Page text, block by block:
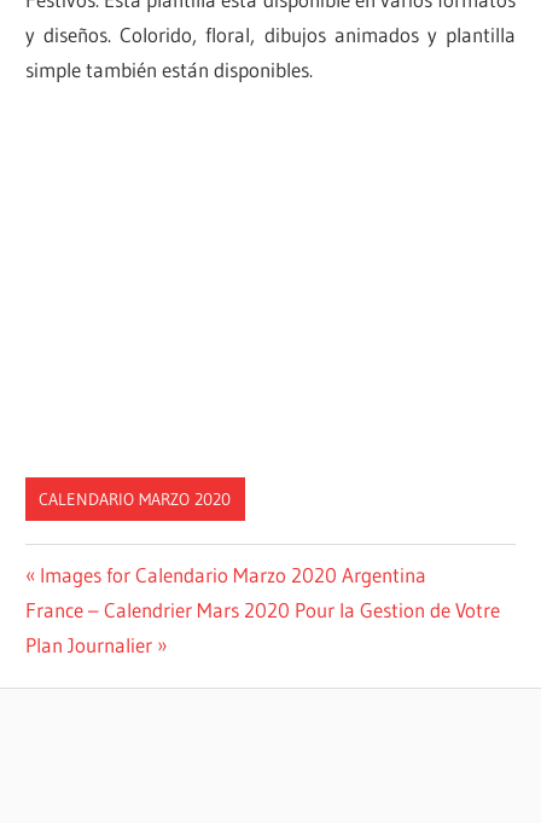
y diseños. Colorido, floral, dibujos animados y plantilla
simple también están disponibles.
CALENDARIO MARZO 2020
Post
navigation
Previous
Post:
Images for Calendario Marzo 2020 Argentina
Next
Post:
France – Calendrier Mars 2020 Pour la Gestion de Votre
Plan Journalier